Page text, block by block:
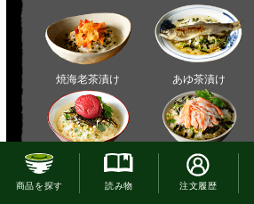
お電話でのご注文はこちら
商品を探す 読み物 注文履歴